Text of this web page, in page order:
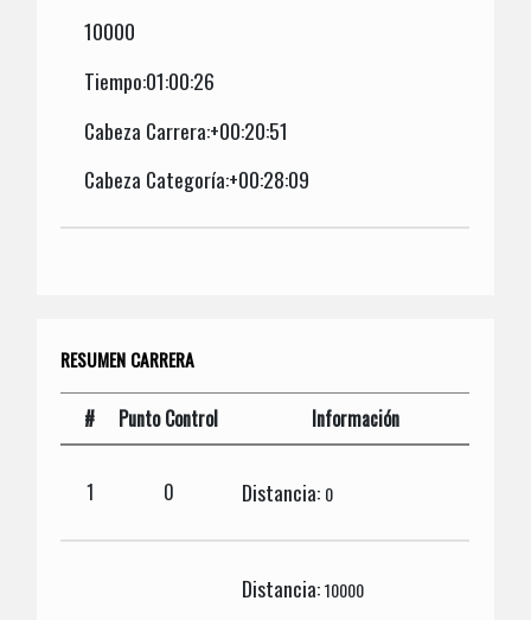
10000
Tiempo:01:00:26
Cabeza Carrera:+00:20:51
Cabeza Categoría:+00:28:09
RESUMEN CARRERA
# Punto Control Información
1 0 Distancia: 0
Distancia:10000